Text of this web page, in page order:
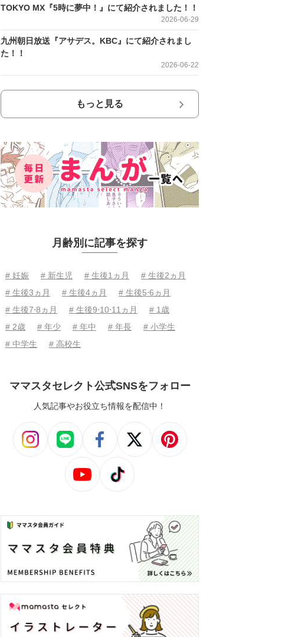
TOKYO MX『5時に夢中！』にて紹介されました！！
2026-06-29
九州朝日放送『アサデス。KBC』にて紹介されまし
た！！
2026-06-22
もっと見る
月齢別に記事を探す
# 妊娠 # 新生児 # 生後1ヵ月
# 生後2ヵ月
# 生後3ヵ月
# 生後4ヵ月
# 生後5⋅6ヵ月
# 生後7⋅8ヵ月
# 生後9⋅10⋅11ヵ月
# 1歳
# 2歳
# 年少 # 年中 # 年長
# 小学生
# 中学生
# 高校生
ママスタセレクト公式SNSをフォロー
人気記事やお役立ち情報を配信中！